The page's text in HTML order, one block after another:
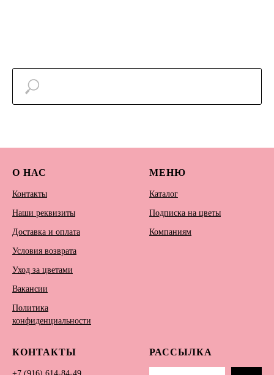
О НАС
Контакты
Наши реквизиты
Доставка и оплата
Условия возврата
Уход за цветами
Вакансии
Политика
конфиденциальности
МЕНЮ
Каталог
Подписка на цветы
Компаниям
КОНТАКТЫ РАССЫЛКА